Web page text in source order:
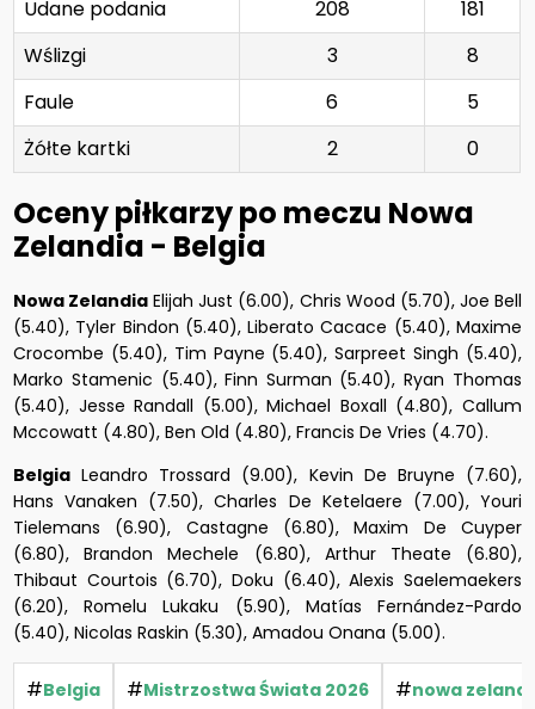
Udane podania 208
181
Wślizgi
3
8
Faule
6
5
Żółte kartki
2 0
Oceny piłkarzy po meczu Nowa
Zelandia - Belgia
Nowa Zelandia Elijah Just (6.00), Chris Wood (5.70), Joe Bell
(5.40), Tyler Bindon (5.40), Liberato Cacace (5.40), Maxime
Crocombe (5.40), Tim Payne (5.40), Sarpreet Singh (5.40),
Marko Stamenic (5.40), Finn Surman (5.40), Ryan Thomas
(5.40), Jesse Randall (5.00), Michael Boxall (4.80), Callum
Mccowatt (4.80), Ben Old (4.80), Francis De Vries (4.70).
Belgia Leandro Trossard (9.00), Kevin De Bruyne (7.60),
Hans Vanaken (7.50), Charles De Ketelaere (7.00), Youri
Tielemans (6.90), Castagne (6.80), Maxim De Cuyper
(6.80), Brandon Mechele (6.80), Arthur Theate (6.80),
Thibaut Courtois (6.70), Doku (6.40), Alexis Saelemaekers
(6.20), Romelu Lukaku (5.90), Matías Fernández-Pardo
(5.40), Nicolas Raskin (5.30), Amadou Onana (5.00).
#Belgia #Mistrzostwa Świata 2026 #nowa